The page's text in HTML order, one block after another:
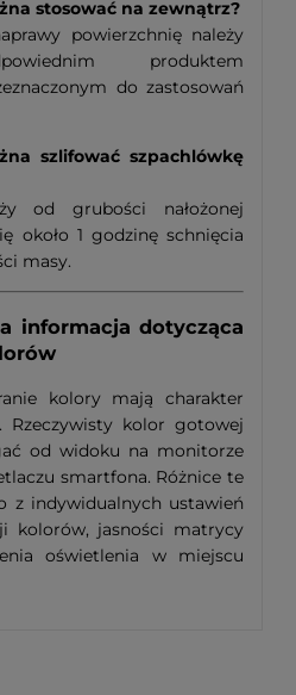
stosować na zewnątrz?
powierzchnię należy
produktem
do zastosowań
szlifować szpachlówkę
od grubości nałożonej
około 1 godzinę schnięcia
masy.
informacja dotycząca
kolory mają charakter
Rzeczywisty kolor gotowej
od widoku na monitorze
smartfona. Różnice te
z indywidualnych ustawień
kolorów, jasności matrycy
oświetlenia w miejscu